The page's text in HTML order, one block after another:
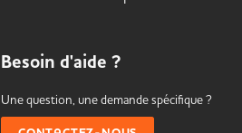
Besoin d'aide ?
Une question, une demande spécifique ?